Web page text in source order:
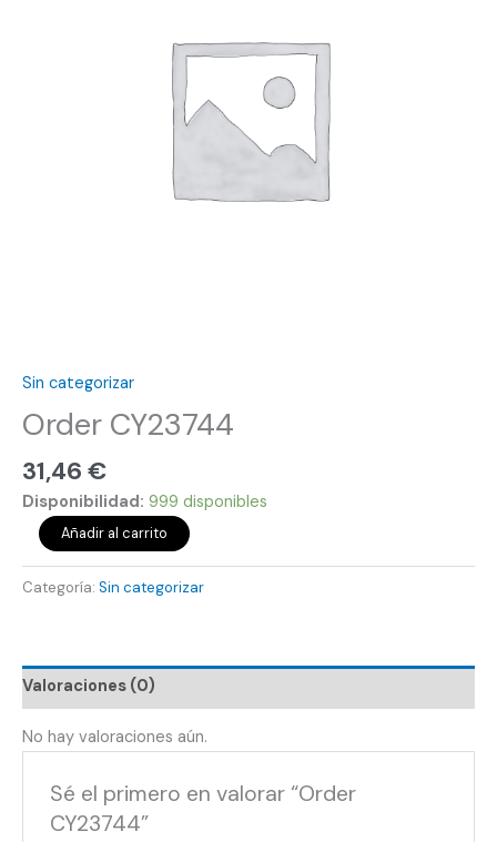
Sin categorizar
Order CY23744
31,46 €
Disponibilidad: 999 disponibles
Añadir al carrito
Categoría: Sin categorizar
Valoraciones (0)
No hay valoraciones aún.
Sé el primero en valorar “Order
CY23744”